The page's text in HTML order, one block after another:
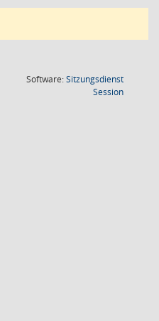
Software:Sitzungsdienst
Session(Wird in